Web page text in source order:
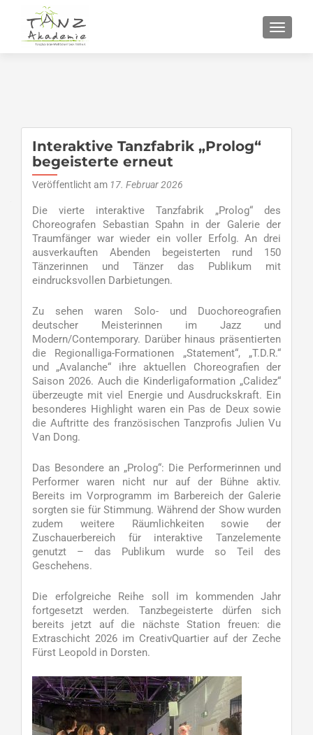
Interaktive Tanzfabrik „Prolog“
begeisterte erneut
Veröffentlicht am 17. Februar 2026
Die vierte interaktive Tanzfabrik „Prolog“ des
Choreografen Sebastian Spahn in der Galerie der
Traumfänger war wieder ein voller Erfolg. An drei
ausverkauften Abenden begeisterten rund 150
Tänzerinnen und Tänzer das Publikum mit
eindrucksvollen Darbietungen.
Zu sehen waren Solo- und Duochoreografien
deutscher Meisterinnen im Jazz und
Modern/Contemporary. Darüber hinaus präsentierten
die Regionalliga-Formationen „Statement“, „T.D.R.“
und „Avalanche“ ihre aktuellen Choreografien der
Saison 2026. Auch die Kinderligaformation „Calidez“
überzeugte mit viel Energie und Ausdruckskraft. Ein
besonderes Highlight waren ein Pas de Deux sowie
die Auftritte des französischen Tanzprofis Julien Vu
Van Dong.
Das Besondere an „Prolog“: Die Performerinnen und
Performer waren nicht nur auf der Bühne aktiv.
Bereits im Vorprogramm im Barbereich der Galerie
sorgten sie für Stimmung. Während der Show wurden
zudem weitere Räumlichkeiten sowie der
Zuschauerbereich für interaktive Tanzelemente
genutzt – das Publikum wurde so Teil des
Geschehens.
Die erfolgreiche Reihe soll im kommenden Jahr
fortgesetzt werden. Tanzbegeisterte dürfen sich
bereits jetzt auf die nächste Station freuen: die
Extraschicht 2026 im CreativQuartier auf der Zeche
Fürst Leopold in Dorsten.